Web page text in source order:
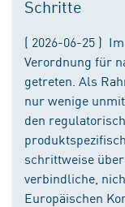
Schritte
( 2026-06-25 )
Verordnung für
getreten. Als
nur wenige
den
schrittweise
verbindliche,
Europäischen